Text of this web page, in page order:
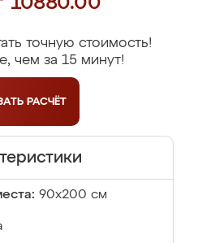
точную стоимость!
чем за 15 минут!
РАСЧЁТ
90х200 см